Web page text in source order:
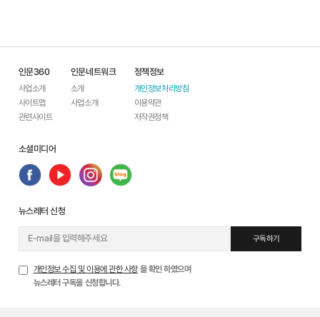
인문360
사업소개
사이트맵
관련사이트
인문네트워크
소개
사업소개
정책정보
개인정보처리방침
이용약관
저작권정책
소셜미디어
뉴스레터 신청
구독하기
개인정보 수집 및 이용에 관한 사항 을 확인 하였으며
뉴스레터 구독을 신청합니다.